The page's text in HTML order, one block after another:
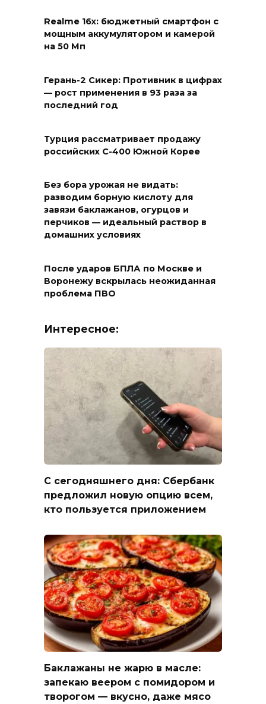
Realme 16x: бюджетный смартфон с
мощным аккумулятором и камерой
на 50 Мп
Герань-2 Сикер: Противник в цифрах
— рост применения в 93 раза за
последний год
Турция рассматривает продажу
российских С-400 Южной Корее
Без бора урожая не видать:
разводим борную кислоту для
завязи баклажанов, огурцов и
перчиков — идеальный раствор в
домашних условиях
После ударов БПЛА по Москве и
Воронежу вскрылась неожиданная
проблема ПВО
Интересное:
С сегодняшнего дня: Сбербанк
предложил новую опцию всем,
кто пользуется приложением
Баклажаны не жарю в масле:
запекаю веером с помидором и
творогом — вкусно, даже мясо